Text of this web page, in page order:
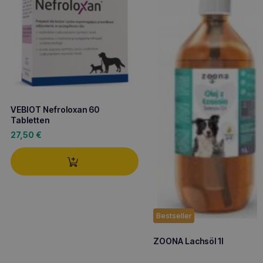
VEBIOT Nefroloxan 60
Tabletten
27,50 €
Bestseller
ZOONA Lachsöl 1l